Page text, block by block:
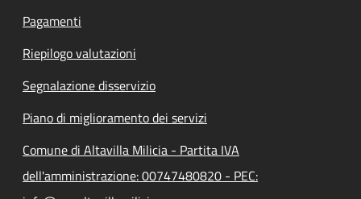
Pagamenti
Riepilogo valutazioni
Segnalazione disservizio
Piano di miglioramento dei servizi
Comune di Altavilla Milicia - Partita IVA
dell'amministrazione: 00747480820 - PEC: